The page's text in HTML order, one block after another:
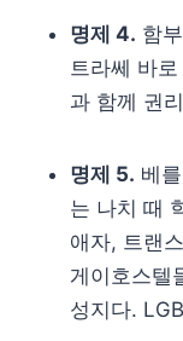
명제 4. 함
트라쎄 바
과 함께 권
명제 5. 베
는 나치 때
애자, 트랜
게이호스텔
성지다.